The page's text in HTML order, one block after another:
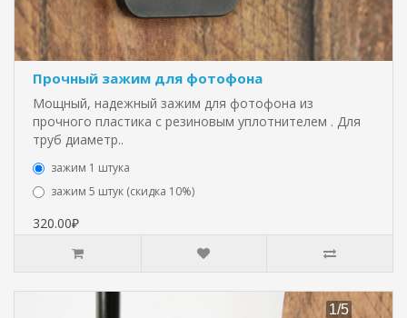
Прочный зажим для фотофона
Мощный, надежный зажим для фотофона из
прочного пластика с резиновым уплотнителем . Для
труб диаметр..
зажим 1 штука
зажим 5 штук (скидка 10%)
320.00₽